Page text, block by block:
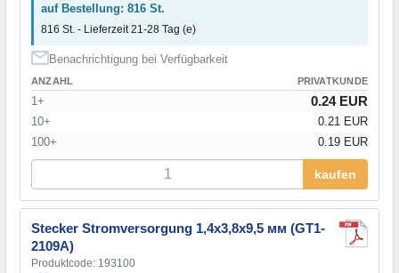
auf Bestellung: 816 St.
816 St. - Lieferzeit 21-28 Tag (e)
Benachrichtigung bei Verfügbarkeit
ANZAHL PRIVATKUNDE
1+ 0.24 EUR
10+
0.21 EUR
100+
0.19 EUR
kaufen
Stecker Stromversorgung 1,4х3,8x9,5 мм (GT1-
2109A)
Produktcode: 193100